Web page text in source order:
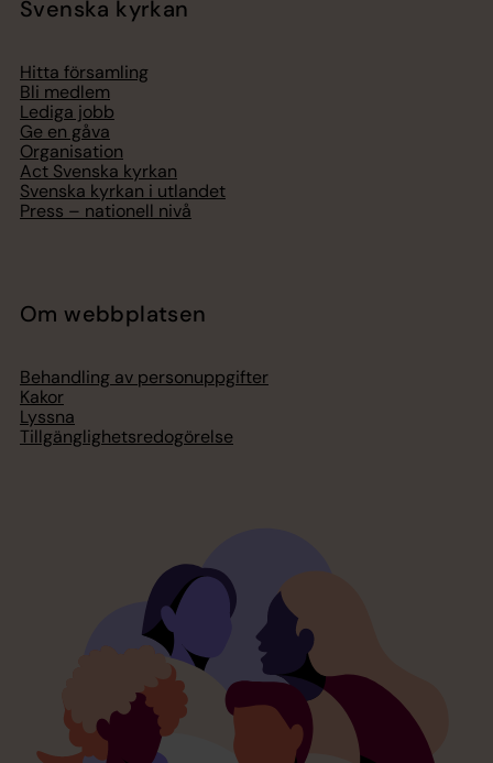
Svenska kyrkan
Hitta församling
Bli medlem
Lediga jobb
Ge en gåva
Organisation
Act Svenska kyrkan
Svenska kyrkan i utlandet
Press – nationell nivå
Om webbplatsen
Behandling av personuppgifter
Kakor
Lyssna
Tillgänglighetsredogörelse